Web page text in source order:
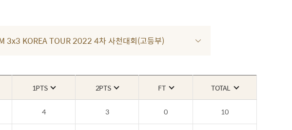
3x3 KOREA TOUR 2022 4차 사천대회(고등부)
1PTS 2PTS FT TOTAL
4 3 0 10